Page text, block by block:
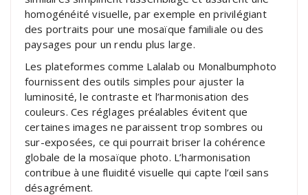
homogénéité visuelle, par exemple en privilégiant
des portraits pour une mosaïque familiale ou des
paysages pour un rendu plus large.
Les plateformes comme Lalalab ou Monalbumphoto
fournissent des outils simples pour ajuster la
luminosité, le contraste et l’harmonisation des
couleurs. Ces réglages préalables évitent que
certaines images ne paraissent trop sombres ou
sur-exposées, ce qui pourrait briser la cohérence
globale de la mosaïque photo. L’harmonisation
contribue à une fluidité visuelle qui capte l’œil sans
désagrément.